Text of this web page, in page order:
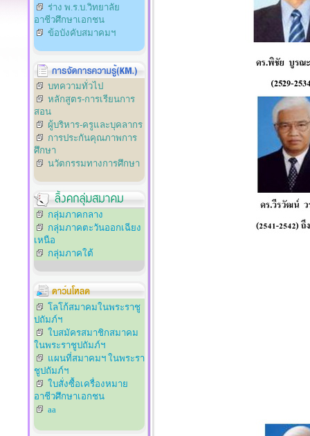
ร่าง พ.ร.บ.วิทยาลัย
อาชีวศึกษาเอกชน
ข้อบังคับสมาคมฯ
บทความทั่วไป
หลักสูตร-การเรียนการ
สอน
ผู้บริหาร-ครูและบุคลากร
การประกันคุณภาพการ
ศึกษา
นวัตกรรมทางการศึกษา
กลุ่มภาคกลาง
กลุ่มภาคตะวันออกเฉียง
เหนือ
กลุ่มภาคใต้
โลโก้สมาคมในพระราชู
ปถัมภ์ฯ
ใบสมัครสมาชิกสมาคม
ในพระราชูปถัมภ์ฯ
แผนที่สมาคมฯ ในพระรา
ชูปถัมภ์ฯ
ใบสั่งซื้อเครื่องหมาย
อาชีวศึกษาเอกชน
aa